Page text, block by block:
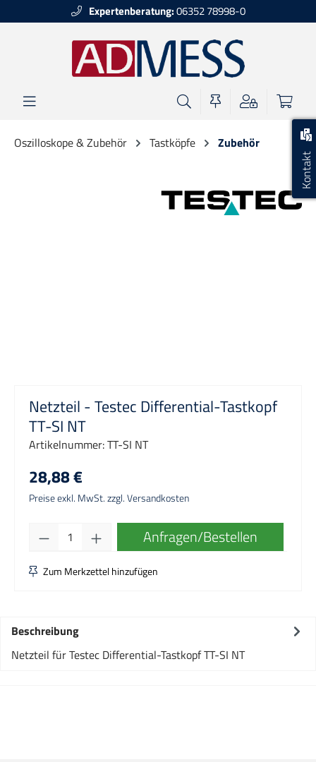
Kontakt
Expertenberatung:06352 78998-0
Oszilloskope & Zubehör Tastköpfe Zubehör
Netzteil - Testec Differential-Tastkopf
TT-SI NT
Artikelnummer:TT-SI NT
28,88 €
Preise exkl. MwSt. zzgl. Versandkosten
Produkt Anzahl: Gib den gewünschten
Anfragen/Bestellen
Zum Merkzettel hinzufügen
Beschreibung
Netzteil für Testec Differential-Tastkopf TT-SI NT